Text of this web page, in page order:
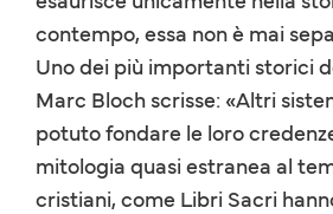
contempo, essa non è mai
Uno dei più importanti storici
Marc Bloch scrisse: «Altri
potuto fondare le loro
mitologia quasi estranea al
cristiani, come Libri Sacri